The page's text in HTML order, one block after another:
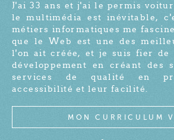
J'ai 33 ans et j'ai le permis
le multimédia est inévitable,
métiers informatiques me
que le Web est une des
l'on ait créée, et je suis fier de
développement en créant des
services de qualité en
accessibilité et leur facilité.
MON CURRICULUM